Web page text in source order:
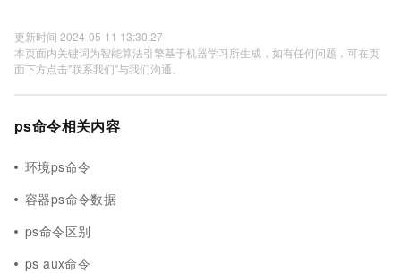
更新时间 2024-05-11 13:30:27
本页面内关键词为智能算法引擎基于机器学习所生成，如有任何问题，可在页
面下方点击"联系我们"与我们沟通。
ps命令相关内容
环境ps命令
容器ps命令数据
ps命令区别
ps aux命令